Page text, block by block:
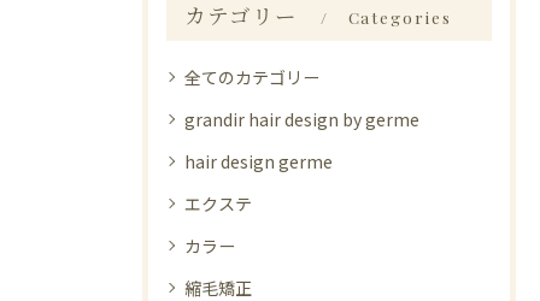
カテゴリー Categories
全てのカテゴリー
grandir hair design by germe
hair design germe
エクステ
カラー
縮毛矯正